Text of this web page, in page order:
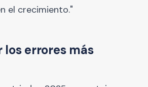
el crecimiento."
los errores más